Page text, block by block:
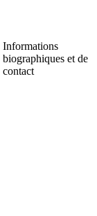
Informations
biographiques et de
contact